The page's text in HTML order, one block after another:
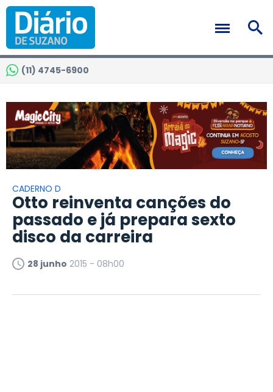
(11) 4745-6900
CADERNO D
Otto reinventa canções do
passado e já prepara sexto
disco da carreira
28 junho 2015 - 08h00